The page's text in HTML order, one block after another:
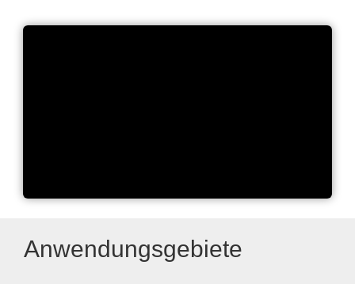
Anwendungsgebiete